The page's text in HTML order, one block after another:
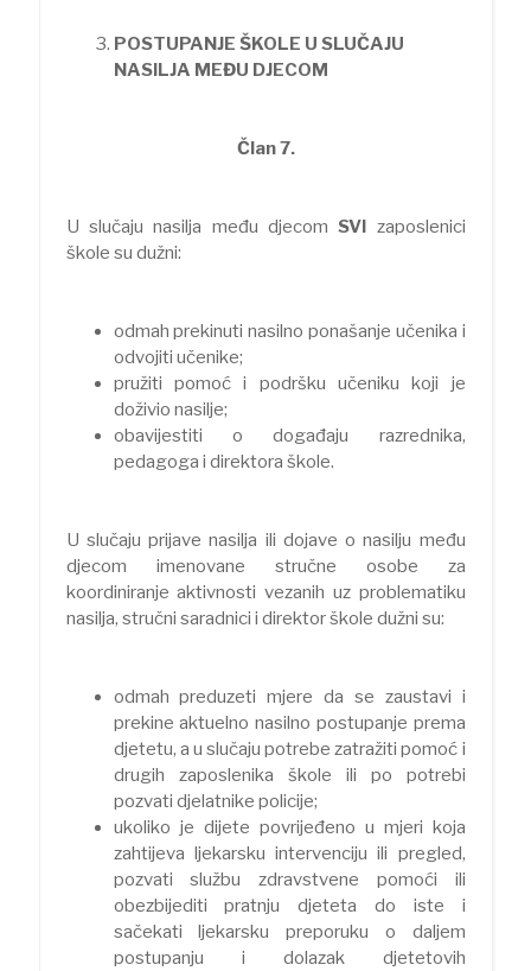
POSTUPANJE ŠKOLE U SLUČAJU
NASILJA MEĐU DJECOM
Član 7.
U slučaju nasilja među djecomSVI zaposlenici
škole su dužni:
odmah prekinuti nasilno ponašanje učenika i
odvojiti učenike;
pružiti pomoć i podršku učeniku koji je
doživio nasilje;
obavijestiti o događaju razrednika,
pedagoga i direktora škole.
U slučaju prijave nasilja ili dojave o nasilju među
djecom imenovane stručne osobe za
koordiniranje aktivnosti vezanih uz problematiku
nasilja, stručni saradnici i direktor škole dužni su:
odmah preduzeti mjere da se zaustavi i
prekine aktuelno nasilno postupanje prema
djetetu, a u slučaju potrebe zatražiti pomoć i
drugih zaposlenika škole ili po potrebi
pozvati djelatnike policije;
ukoliko je dijete povrijeđeno u mjeri koja
zahtijeva ljekarsku intervenciju ili pregled,
pozvati službu zdravstvene pomoći ili
obezbijediti pratnju djeteta do iste i
sačekati ljekarsku preporuku o daljem
postupanju i dolazak djetetovih